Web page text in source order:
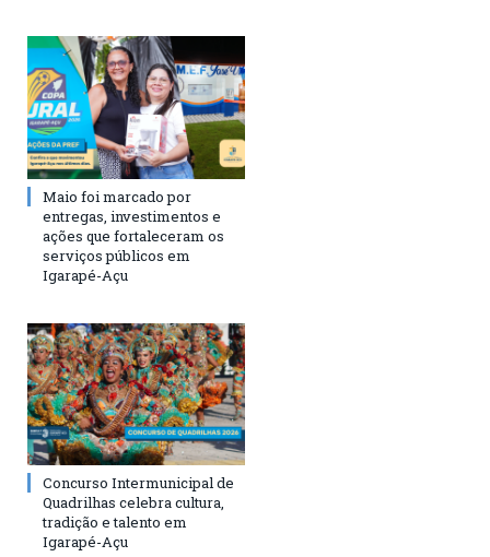
Maio foi marcado por
entregas, investimentos e
ações que fortaleceram os
serviços públicos em
Igarapé-Açu
Concurso Intermunicipal de
Quadrilhas celebra cultura,
tradição e talento em
Igarapé-Açu